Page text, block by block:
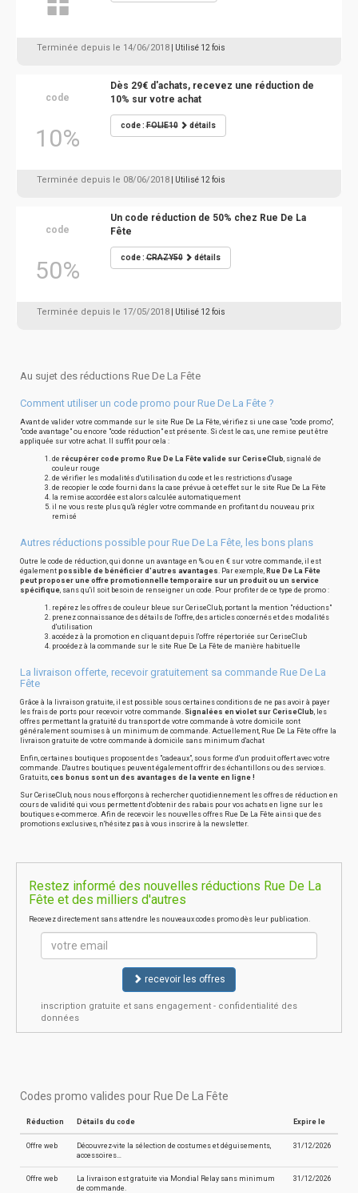
Terminée depuis le 14/06/2018 | Utilisé 12 fois
code
10%
Dès 29€ d'achats, recevez une réduction de
10% sur votre achat
code :FOLIE10 détails
Terminée depuis le 08/06/2018 | Utilisé 12 fois
code
50%
Un code réduction de 50% chez Rue De La
Fête
code :CRAZY50 détails
Terminée depuis le 17/05/2018 | Utilisé 12 fois
Au sujet des réductions Rue De La Fête
Comment utiliser un code promo pour Rue De La Fête ?
Avant de valider votre commande sur le site Rue De La Fête, vérifiez si une case "code promo",
"code avantage" ou encore "code réduction" est présente. Si c'est le cas, une remise peut être
appliquée sur votre achat. Il suffit pour cela :
de récupérer code promo Rue De La Fête valide sur CeriseClub, signalé de
couleur rouge
de vérifier les modalités d'utilisation du code et les restrictions d'usage
de recopier le code fourni dans la case prévue à cet effet sur le site Rue De La Fête
la remise accordée est alors calculée automatiquement
il ne vous reste plus qu'à régler votre commande en profitant du nouveau prix
remisé
Autres réductions possible pour Rue De La Fête, les bons plans
Outre le code de réduction, qui donne un avantage en % ou en € sur votre commande, il est
également possible de bénéficier d'autres avantages. Par exemple, Rue De La Fête
peut proposer une offre promotionnelle temporaire sur un produit ou un service
spécifique, sans qu'il soit besoin de renseigner un code. Pour profiter de ce type de promo :
repérez les offres de couleur bleue sur CeriseClub, portant la mention "réductions"
prenez connaissance des détails de l'offre, des articles concernés et des modalités
d'utilisation
accédez à la promotion en cliquant depuis l'offre répertoriée sur CeriseClub
procédez à la commande sur le site Rue De La Fête de manière habituelle
La livraison offerte, recevoir gratuitement sa commande Rue De La
Fête
Grâce à la livraison gratuite, il est possible sous certaines conditions de ne pas avoir à payer
les frais de ports pour recevoir votre commande. Signalées en violet sur CeriseClub, les
offres permettant la gratuité du transport de votre commande à votre domicile sont
généralement soumises à un minimum de commande. Actuellement, Rue De La Fête offre la
livraison gratuite de votre commande à domicile sans minimum d'achat
Enfin, certaines boutiques proposent des "cadeaux", sous forme d'un produit offert avec votre
commande. D'autres boutiques peuvent également offrir des échantillons ou des services.
Gratuits, ces bonus sont un des avantages de la vente en ligne !
Sur CeriseClub, nous nous efforçons à rechercher quotidiennement les offres de réduction en
cours de validité qui vous permettent d'obtenir des rabais pour vos achats en ligne sur les
boutiques e-commerce. Afin de recevoir les nouvelles offres Rue De La Fête ainsi que des
promotions exclusives, n'hésitez pas à vous inscrire à la newsletter.
Restez informé des nouvelles réductions Rue De La
Fête et des milliers d'autres
Recevez directement sans attendre les nouveaux codes promo dès leur publication.
recevoir les offres
inscription gratuite et sans engagement - confidentialité des
données
Codes promo valides pour Rue De La Fête
Réduction Détails du code Expire le
Offre web
Découvrez-vite la sélection de costumes et déguisements,
accessoires…
31/12/2026
Offre web
La livraison est gratuite via Mondial Relay sans minimum
de commande.
31/12/2026